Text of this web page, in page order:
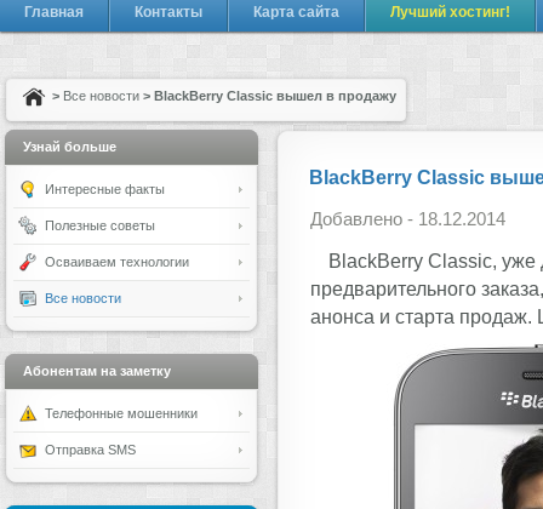
Главная Контакты Карта сайта Лучший хостинг!
> Все новости > BlackBerry Classic вышел в продажу
BlackBerry Classic
Добавлено - 18.12.2014
BlackBerry Classic,
предварительного
анонса и старта продаж.
Узнай больше
Интересные факты
Полезные советы
Осваиваем технологии
Все новости
Абонентам на заметку
Телефонные мошенники
Отправка SMS